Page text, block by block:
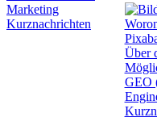
Marketing
Kurznachrichten
Über
GEO